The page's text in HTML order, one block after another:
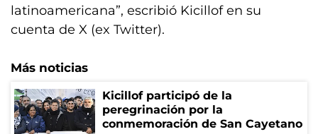
latinoamericana”, escribió Kicillof en su
cuenta de X (ex Twitter).
Más noticias
Kicillof participó de la
peregrinación por la
conmemoración de San Cayetano